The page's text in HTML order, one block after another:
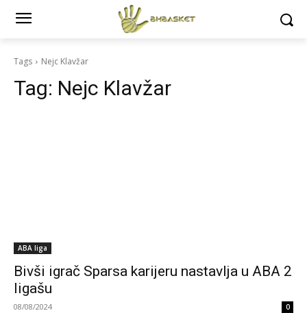
Tags Nejc Klavžar
Tag: Nejc Klavžar
ABA liga
Bivši igrač Sparsa karijeru nastavlja u ABA 2
ligašu
08/08/2024 0